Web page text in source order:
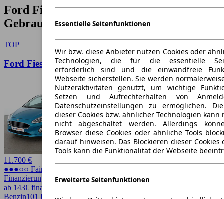
Ford Fiesta Baujahr 2019
Gebrauchtwagen-Angebote
TOP
Ford Fiesta 1.0 EcoBoost Titanium
11.700 €
●●●○○ Fairer Preis
Finanzierung möglich
ab 143€ finanzieren ↗
Benzin101 PS (74 kW) 77.057 km EZ
Essentielle Seitenfunktionen
Wir bzw. diese Anbieter nutzen Cookies oder
Technologien, die für die essentielle
erforderlich sind und die einwandfreie
Webseite sicherstellen. Sie werden
Nutzeraktivitäten genutzt, um wichtige
Setzen und Aufrechterhalten von
Datenschutzeinstellungen zu ermöglichen.
dieser Cookies bzw. ähnlicher Technologien kann
nicht abgeschaltet werden. Allerdings
Browser diese Cookies oder ähnliche Tools
darauf hinweisen. Das Blockieren dieser
Tools kann die Funktionalität der Webseite
Erweiterte Seitenfunktionen